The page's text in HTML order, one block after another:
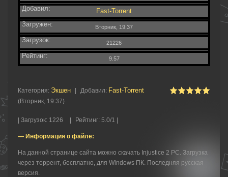
Добавил:
Fast-Torrent
Загружен:
Вторник, 19:37
Загрузок: 21226
Рейтинг: 9.57
Категория: Экшен Добавил: Fast-Torrent
(Вторник, 19:37)
Загрузок: 1226 Рейтинг: 5.0/1 |
— Информация о файле:
На данной странице сайта можно скачать Injustice 2 PC. Загрузка
через торрент, бесплатно, для Windows ПК. Последняя русская
версия.